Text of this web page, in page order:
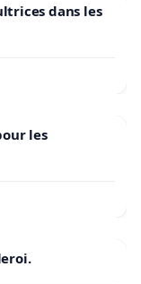
dans les
les